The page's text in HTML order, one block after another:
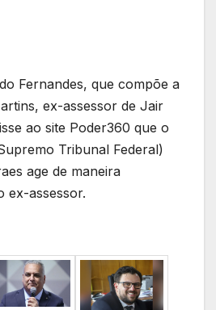
Fernandes, que compõe a
ex-assessor de Jair
ao site Poder360 que o
Tribunal Federal)
age de maneira
ex-assessor.